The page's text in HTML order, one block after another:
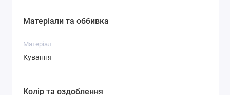
Матеріали та оббивка
Матеріал
Кування
Колір та оздоблення